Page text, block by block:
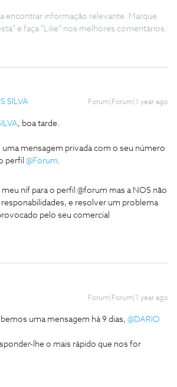
encontrar informação relevante. Marque
e faça "Like" nos melhores comentários.
SILVA Forum|Forum|1 year ago
, boa tarde.
mensagem privada com o seu número
perfil
@Fórum.
meu nif para o perfil @forum mas a NOS não
responabilidades, e resolver um problema
pelo seu comercial
Forum|Forum|1 year ago
uma mensagem há 9 dias, @DARIO
lhe o mais rápido que nos for